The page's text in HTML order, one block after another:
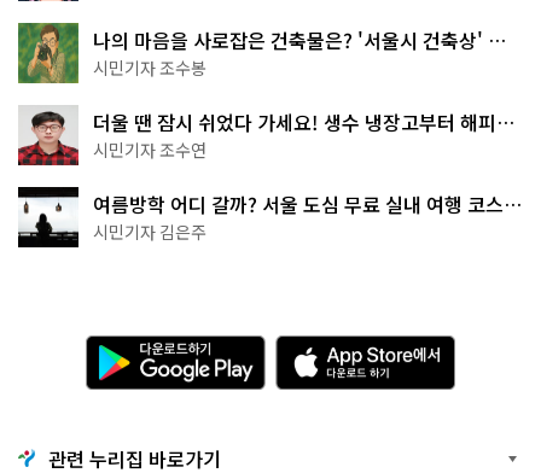
나의 마음을 사로잡은 건축물은? '서울시 건축상' 수
상작 공개!
시민기자 조수봉
더울 땐 잠시 쉬었다 가세요! 생수 냉장고부터 해피소
·무더위쉼터까지
시민기자 조수연
여름방학 어디 갈까? 서울 도심 무료 실내 여행 코스
추천
시민기자 김은주
다
운
로
기
G
A
p
p
관련 누리집 바로가기